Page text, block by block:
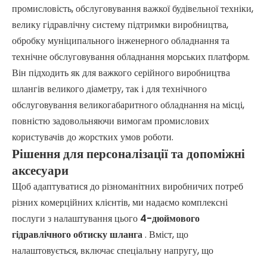
промисловість, обслуговування важкої будівельної техніки,
велику гідравлічну систему підтримки виробництва,
обробку муніципального інженерного обладнання та
технічне обслуговування обладнання морських платформ.
Він підходить як для важкого серійного виробництва
шлангів великого діаметру, так і для технічного
обслуговування великогабаритного обладнання на місці,
повністю задовольняючи вимогам промислових
користувачів до жорстких умов роботи.
Рішення для персоналізації та допоміжні
аксесуари
Щоб адаптуватися до різноманітних виробничих потреб
різних комерційних клієнтів, ми надаємо комплексні
послуги з налаштування цього 4-дюймового
гідравлічного обтиску шланга. Вміст, що
налаштовується, включає спеціальну напругу, що